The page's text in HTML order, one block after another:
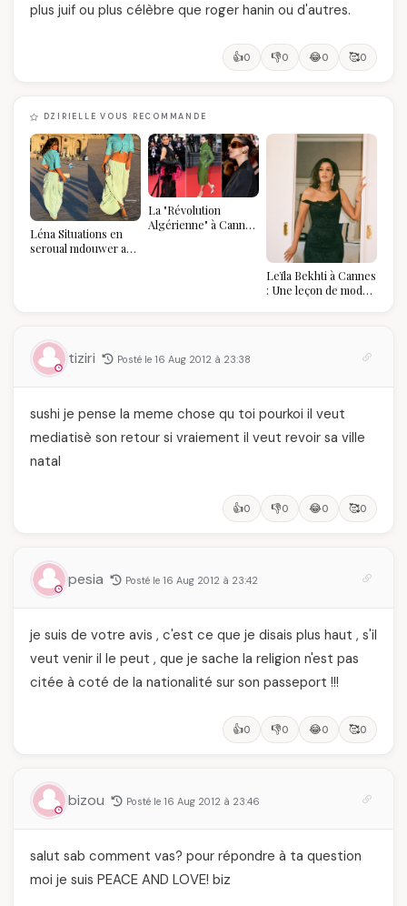
plus juif ou plus célèbre que roger hanin ou d'autres.
👍0 👎0 😂0 🥰0
DZIRIELLE VOUS RECOMMANDE
Léna Situations en
seroual mdouwer au
La "Révolution
Algérienne" à Cannes
Leïla Bekhti à Cannes
: Une leçon de mode
tiziri Posté le 16 Aug 2012 à 23:38
sushi je pense la meme chose qu toi pourkoi il veut
mediatisè son retour si vraiement il veut revoir sa ville
natal
👍0 👎0 😂0 🥰0
pesia Posté le 16 Aug 2012 à 23:42
je suis de votre avis , c'est ce que je disais plus haut , s'il
veut venir il le peut , que je sache la religion n'est pas
citée à coté de la nationalité sur son passeport !!!
👍0 👎0 😂0 🥰0
bizou Posté le 16 Aug 2012 à 23:46
salut sab comment vas? pour répondre à ta question
moi je suis PEACE AND LOVE! biz